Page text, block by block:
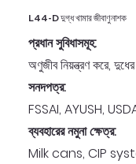
L44-D দুগ্ধ খামার জীবাণুনাশক
প্রধান সুবিধাসমূহ:
অণুজীব নিয়ন্ত্রণ করে,
সনদপত্র:
FSSAI, AYUSH,
ব্যবহারের নমুনা ক্ষেত্র:
Milk cans, CIP